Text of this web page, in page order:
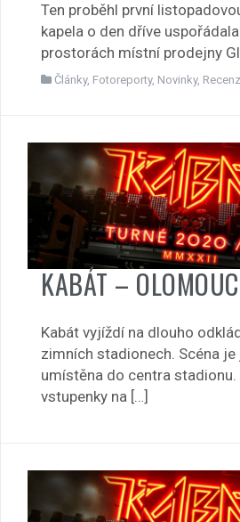
Ten proběhl první
kapela o den dříve
prostorách místní prodejny
Články, Fotoreporty, Novinky,
KABÁT – OLOMOUC
Kabát vyjíždí na dlouho
zimních stadionech. Scéna
umístěna do centra stadionu.
vstupenky na […]